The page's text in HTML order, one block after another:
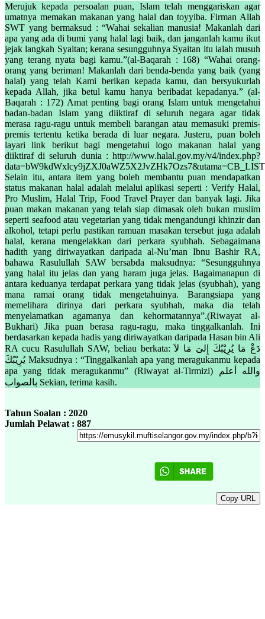
Merujuk kepada persoalan puan, Islam telah menggariskan agar
umatnya memakan makanan yang halal dan toyyiba. Firman Allah
SWT yang bermaksud : “Wahai sekalian manusia! Makanlah dari
apa yang ada di bumi yang halal lagi baik, dan janganlah kamu ikut
jejak langkah Syaitan; kerana sesungguhnya Syaitan itu ialah musuh
yang terang nyata bagi kamu.”(al-Baqarah : 168) “Wahai orang-
orang yang beriman! Makanlah dari benda-benda yang baik (yang
halal) yang telah Kami berikan kepada kamu, dan bersyukurlah
kepada Allah, jika betul kamu hanya beribadat kepadanya.” (al-
Baqarah : 172) Amat penting bagi orang Islam untuk mengetahui
badan-badan Islam yang diiktiraf di seluruh negara agar tidak
merasa ragu-ragu untuk membeli barangan atau memasuki premis-
premis tertentu ketika berada di luar negara. Justeru, puan boleh
layari link berikut bagi mengetahui logo makanan halal yang
diiktiraf di seluruh dunia : http://www.halal.gov.my/v4/index.php?
Selain itu, antara item yang boleh membantu puan mendapatkan
status makanan halal adalah melalui aplikasi seperti : Verify Halal,
Pro Muslim, Halal Trip, Food Travel Prayer dan banyak lagi. Jika
puan makan makanan yang telah siap dimasak oleh bukan muslim
seperti seafood atau vegetarian yang tidak mengandungi khinzir dan
alkohol, tetapi perlu pastikan ramuan masakan tersebut juga adalah
halal, kerana mengelakkan dari perkara syubhah. Sebagaimana
hadith yang diriwayatkan daripada al-Nu’man Ibnu Bashir RA,
bahawa Rasulullah SAW bersabda maksudnya: “Sesungguhnya
yang halal itu jelas dan yang haram juga jelas. Bagaimanapun di
antara keduanya terdapat perkara yang tidak jelas (syubhah), yang
mana ramai orang tidak mengetahuinya. Barangsiapa yang
memelihara dirinya dari perkara syubhah, maka dia telah
menyelamatkan agamanya dan kehormatannya”.(Riwayat al-
Bukhari) Jika puan berasa ragu-ragu, maka tinggalkanlah. Ini
berdasarkan kepada hadis yang diriwayatkan daripada Hasan bin Ali
RA cucu Rasulullah SAW, beliau berkata: دَعْ مَا يُرِيْبُكَ إِلىَ مَا لاَ
يُرِيْبُكَ Maksudnya : “Tinggalkanlah apa yang meragukanmu kepada
apa yang tidak meragukanmu” (Riwayat al-Tirmizi) والله أعلم
بالصواب Sekian, terima kasih.
Tahun Soalan : 2020
Jumlah Pelawat : 887
Copy URL